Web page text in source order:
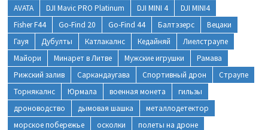
AVATA DJI Mavic PRO Platinum DJI MINI 4
DJI MINI4
Fisher F44
Go-Find 20 Go-Find 44 Балтэзерс
Вецаки
Гауя
Дубулты Катлакалнс Кедайняй
Лиелстраупе
Майори
Минарет в Литве Мужские игрушки
Рамава
Рижский залив
Саркандаугава Спортивный дрон
Страупе
Торнякалнс
Юрмала военная монета
гильзы
дроноводство
дымовая шашка
металлодетектор
морское побережье
осколки
полеты на дроне